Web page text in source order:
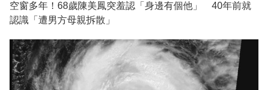
空窗多年！68歲陳美鳳突羞認「身邊有個他」 40年前就
認識「遭男方母親拆散」